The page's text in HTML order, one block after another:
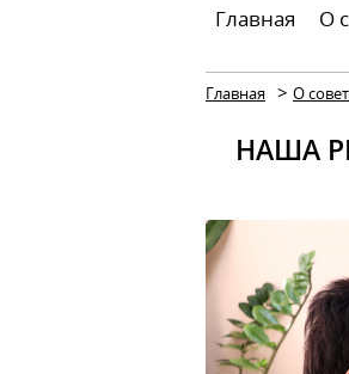
Главная О
Главная > О
НАША